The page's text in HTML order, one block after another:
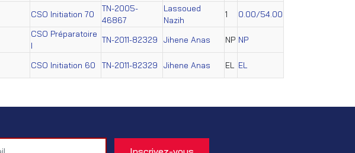
CSO Initiation 70
TN-2005-
46867
Lassoued
Nazih
1 0.00/54.00
CSO Préparatoire
I
TN-2011-82329 Jihene Anas NP NP
CSO Initiation 60 TN-2011-82329 Jihene Anas EL EL